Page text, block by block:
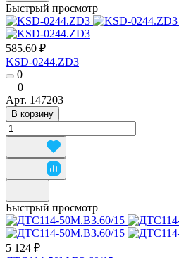
Быстрый просмотр
585.60 ₽
KSD-0244.ZD3
0
0
Арт. 147203
В корзину
Быстрый просмотр
5 124 ₽